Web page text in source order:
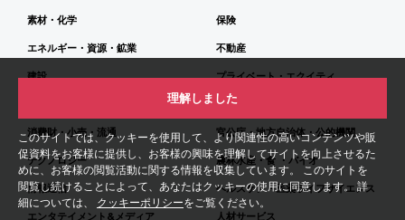
このサイトでは、クッキーを使用して、より関連性の高いコンテンツや販
促資料をお客様に提供し、お客様の興味を理解してサイトを向上させるた
めに、お客様の閲覧活動に関する情報を収集しています。 このサイトを
閲覧し続けることによって、あなたはクッキーの使用に同意します。 詳
細については、 クッキーポリシーをご覧ください。
理解しました
素材・化学
エネルギー・資源・鉱業
建設
消費財・小売・流通
テクノロジー
情報通信
エンタテイメント&メディア
保険
不動産
プライベート・エクイティ
都市・インフラストラクチャー
官公庁・地方自治体・公的機関
農林水産・食 ・バイオ
ヘルスケア・医薬ライフサイエンス
人材サービス